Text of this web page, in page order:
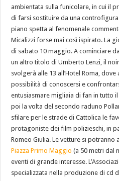
ambientata sulla funicolare, in cui il
di farsi sostituire da una
piano spetta al fenomenale
Micalizzi forse mai così ispirato. La
di sabato 10 maggio. A cominciare
un altro titolo di Umberto Lenzi, il
svolgerà alle 13 all’Hotel Roma,
possibilità di conoscersi e
entusiasmare migliaia di fan in tutto
poi la volta del secondo raduno
sfilare per le strade di Cattolica le
protagoniste dei film polizieschi, in
Romeo Giulia. Le vetture si potranno
Piazza Primo Maggio (a 50 metri dal
eventi di grande interesse.
specializzata nella produzione di cd